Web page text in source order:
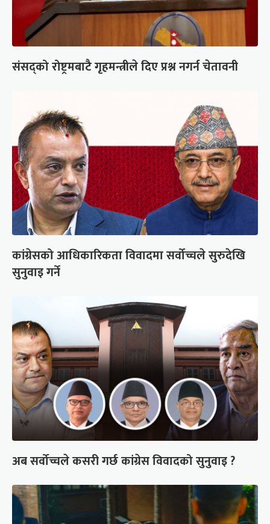
संसद्को रोष्ट्रमबाटै गृहमन्त्रीले दिए प्रश्न नगर्न चेतावनी
कांग्रेसको आधिकारिकता विवादमा सर्वोच्चले सुरुदेखि
सुनुवाइ गर्ने
अब सर्वोच्चले कसरी गर्छ कांग्रेस विवादको सुनुवाइ ?